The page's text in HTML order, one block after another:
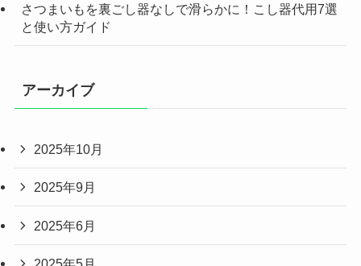
さつまいもを裏ごし器なしで滑らかに！こし器代用7選
と使い方ガイド
アーカイブ
2025年10月
2025年9月
2025年6月